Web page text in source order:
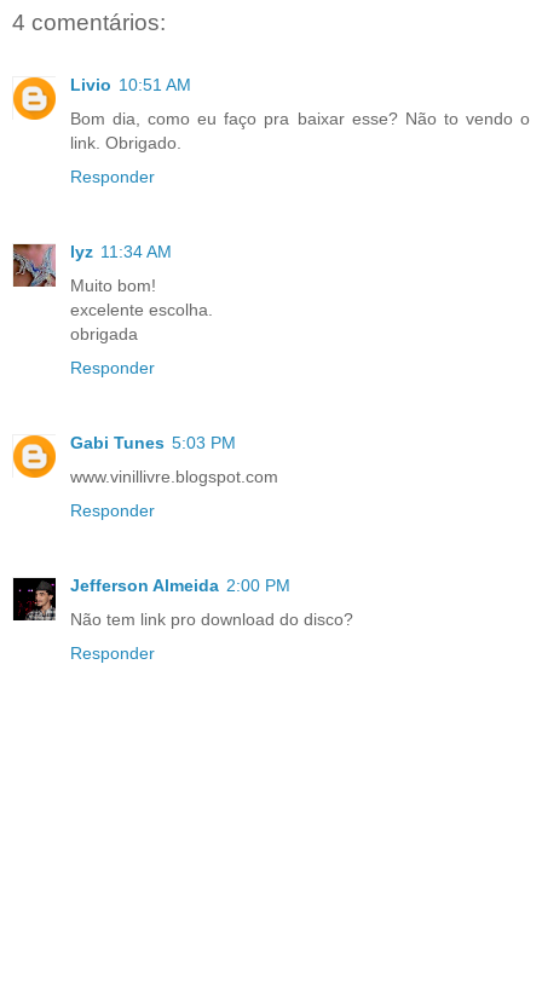
4 comentários:
Livio 10:51 AM
Bom dia, como eu faço pra baixar esse? Não to vendo o
link. Obrigado.
Responder
lyz 11:34 AM
Muito bom!
excelente escolha.
obrigada
Responder
Gabi Tunes 5:03 PM
www.vinillivre.blogspot.com
Responder
Jefferson Almeida 2:00 PM
Não tem link pro download do disco?
Responder